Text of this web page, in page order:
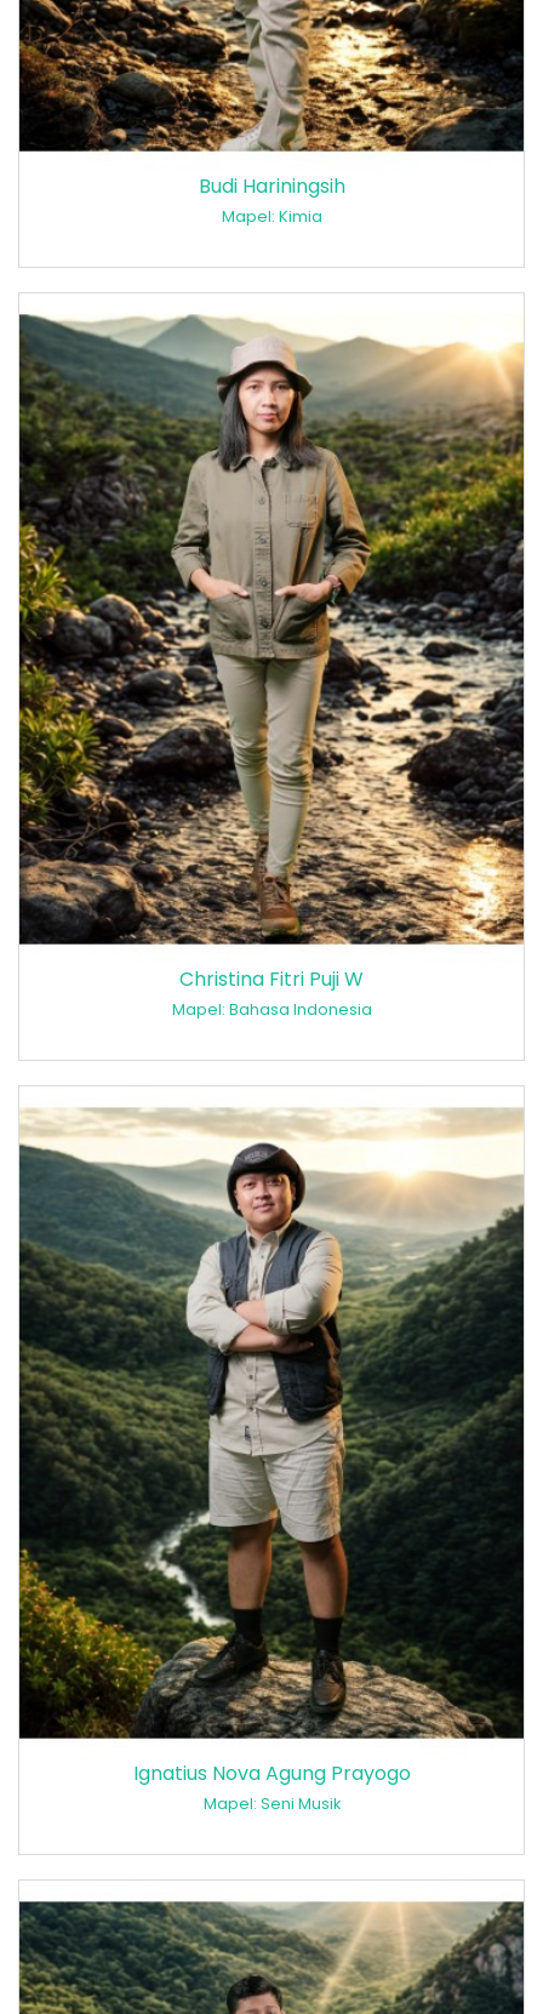
Budi Hariningsih
Mapel: Kimia
Christina Fitri Puji W
Mapel: Bahasa Indonesia
Ignatius Nova Agung Prayogo
Mapel: Seni Musik